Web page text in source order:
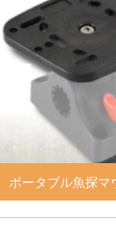
ポータブル魚探マ